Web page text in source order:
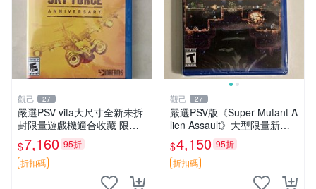
觀己 27
嚴選PSV vita大尺寸全新未拆
封限量遊戲機適合收藏 限量
PSVita 大尺寸 新機 獲得者專
屬收藏版
$7,160 95折
折扣碼
觀己 27
嚴選PSV版《Super Mutant A
lien Assault》大型限量新品
正版未開封 電玩 專玩 PS Vit
a 超級怪獸遊戲
$4,150 95折
折扣碼